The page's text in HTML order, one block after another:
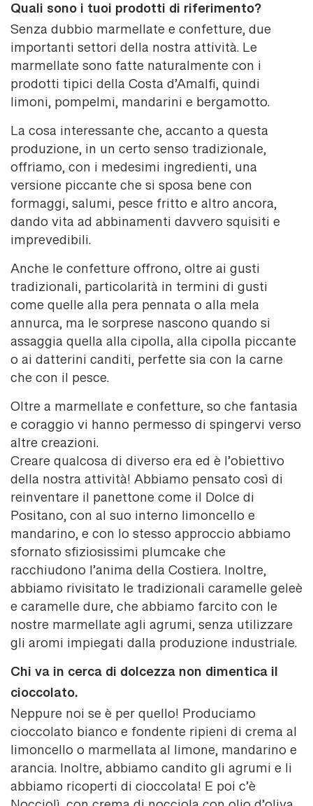
Quali sono i tuoi prodotti di riferimento?
Senza dubbio marmellate e confetture, due
importanti settori della nostra attività. Le
marmellate sono fatte naturalmente con i
prodotti tipici della Costa d’Amalfi, quindi
limoni, pompelmi, mandarini e bergamotto.
La cosa interessante che, accanto a questa
produzione, in un certo senso tradizionale,
offriamo, con i medesimi ingredienti, una
versione piccante che si sposa bene con
formaggi, salumi, pesce fritto e altro ancora,
dando vita ad abbinamenti davvero squisiti e
imprevedibili.
Anche le confetture offrono, oltre ai gusti
tradizionali, particolarità in termini di gusti
come quelle alla pera pennata o alla mela
annurca, ma le sorprese nascono quando si
assaggia quella alla cipolla, alla cipolla piccante
o ai datterini canditi, perfette sia con la carne
che con il pesce.
Oltre a marmellate e confetture, so che fantasia
e coraggio vi hanno permesso di spingervi verso
altre creazioni.
Creare qualcosa di diverso era ed è l’obiettivo
della nostra attività! Abbiamo pensato così di
reinventare il panettone come il Dolce di
Positano, con al suo interno limoncello e
mandarino, e con lo stesso approccio abbiamo
sfornato sfiziosissimi plumcake che
racchiudono l’anima della Costiera. Inoltre,
abbiamo rivisitato le tradizionali caramelle geleè
e caramelle dure, che abbiamo farcito con le
nostre marmellate agli agrumi, senza utilizzare
gli aromi impiegati dalla produzione industriale.
Chi va in cerca di dolcezza non dimentica il
cioccolato.
Neppure noi se è per quello! Produciamo
cioccolato bianco e fondente ripieni di crema al
limoncello o marmellata al limone, mandarino e
arancia. Inoltre, abbiamo candito gli agrumi e li
abbiamo ricoperti di cioccolata! E poi c’è